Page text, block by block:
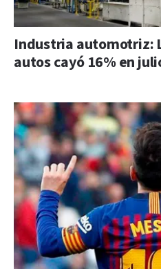
Industria automotriz:
autos cayó 16% en